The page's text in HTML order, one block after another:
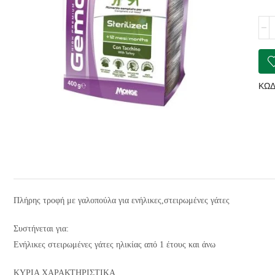
with
Πλήρης τροφή με γαλοπούλα για ενήλικες,στειρωμένες γάτες
Συστήνεται για:
Ενήλικες στειρωμένες γάτες ηλικίας από 1 έτους και άνω
ΚΥΡΙΑ ΧΑΡΑΚΤΗΡΙΣΤΙΚΑ